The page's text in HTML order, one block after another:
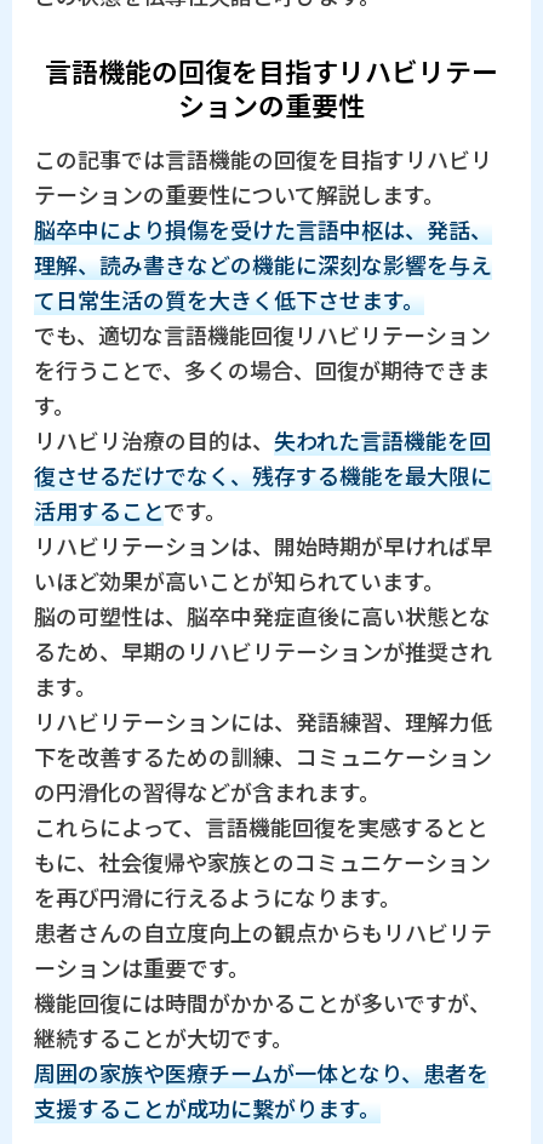
言語機能の回復を目指すリハビリテー
ションの重要性
この記事では言語機能の回復を目指すリハビリ
テーションの重要性について解説します。
脳卒中により損傷を受けた言語中枢は、発話、
理解、読み書きなどの機能に深刻な影響を与え
て日常生活の質を大きく低下させます。
でも、適切な言語機能回復リハビリテーション
を行うことで、多くの場合、回復が期待できま
す。
リハビリ治療の目的は、 失われた言語機能を回
復させるだけでなく、残存する機能を最大限に
活用することです。
リハビリテーションは、開始時期が早ければ早
いほど効果が高いことが知られています。
脳の可塑性は、脳卒中発症直後に高い状態とな
るため、早期のリハビリテーションが推奨され
ます。
リハビリテーションには、発語練習、理解力低
下を改善するための訓練、コミュニケーション
の円滑化の習得などが含まれます。
これらによって、言語機能回復を実感するとと
もに、社会復帰や家族とのコミュニケーション
を再び円滑に行えるようになります。
患者さんの自立度向上の観点からもリハビリテ
ーションは重要です。
機能回復には時間がかかることが多いですが、
継続することが大切です。
周囲の家族や医療チームが一体となり、患者を
支援することが成功に繋がります。